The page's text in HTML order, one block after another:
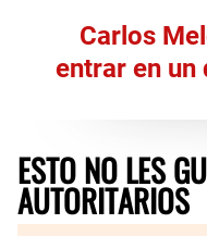
Carlos
entrar en
ESTO NO LES
AUTORITARIOS